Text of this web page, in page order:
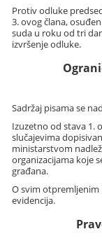
Protiv odluke
3. ovog člana,
suda u roku od tri
izvršenje odluke.
Sadržaj pisama se
Izuzetno od stava 1.
slučajevima
ministarstvom
organizacijama koje
građana.
O svim
evidencija.